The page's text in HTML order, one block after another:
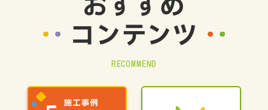
コンテンツ
RECOMMEND